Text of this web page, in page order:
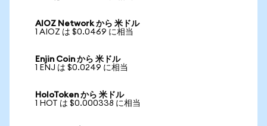
AIOZ Network から 米ドル
1 AIOZ は $0.0469 に相当
Enjin Coin から 米ドル
1 ENJ は $0.0249 に相当
HoloToken から 米ドル
1 HOT は $0.000338 に相当